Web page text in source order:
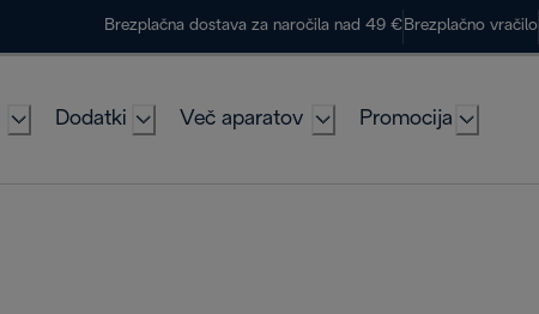
Brezplačna dostava za naročila nad 49 € Brezplačno vračilo
Dodatki Več aparatov Promocija